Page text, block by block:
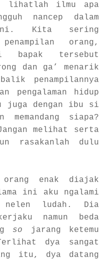
lihatlah ilmu apa
nancep dalam
Kita sering
orang,
bapak tersebut
dan ga’ menarik
penampilannya
pengalaman hidup
juga dengan ibu si
siapa?
Jangan melihat serta
rasakanlah dulu
orang enak diajak
ini aku ngalami
ludah. Dia
namun beda
so jarang ketemu
dya sangat
itu, dya datang